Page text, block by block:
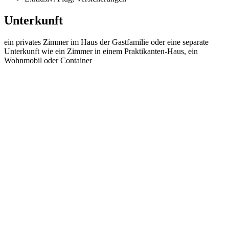
Unterkunft
ein privates Zimmer im Haus der Gastfamilie oder eine separate
Unterkunft wie ein Zimmer in einem Praktikanten-Haus, ein
Wohnmobil oder Container